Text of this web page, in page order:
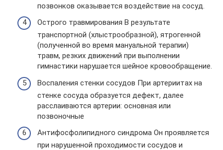
позвонков оказывается воздействие на сосуд.
Острого травмирования В результате
транспортной (хлыстрообразной), ятрогенной
(полученной во время мануальной терапии)
травм, резких движений при выполнении
гимнастики нарушается шейное кровообращение.
Воспаления стенки сосудов При артериитах на
стенке сосуда образуется дефект, далее
расслаиваются артерии: основная или
позвоночные
Антифосфолипидного синдрома Он проявляется
при нарушенной проходимости сосудов и